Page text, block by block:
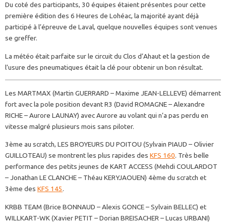
Du coté des participants, 30 équipes étaient présentes pour cette
première édition des 6 Heures de Lohéac, la majorité ayant déjà
participé à l’épreuve de Laval, quelque nouvelles équipes sont venues
se greffer.
La météo était parfaite sur le circuit du Clos d’Ahaut et la gestion de
l’usure des pneumatiques était la clé pour obtenir un bon résultat.
Les MARTMAX (Martin GUERRARD – Maxime JEAN-LELLEVE) démarrent
fort avec la pole position devant R3 (David ROMAGNE – Alexandre
RICHE – Aurore LAUNAY) avec Aurore au volant qui n’a pas perdu en
vitesse malgré plusieurs mois sans piloter.
3ème au scratch, LES BROYEURS DU POITOU (Sylvain PIAUD – Olivier
GUILLOTEAU) se montrent les plus rapides des KFS 160. Très belle
performance des petits jeunes de KART ACCESS (Mehdi COULARDOT
– Jonathan LE CLANCHE – Théau KERYJAOUEN) 4ème du scratch et
3ème des KFS 145.
KRBB TEAM (Brice BONNAUD – Alexis GONCE – Sylvain BELLEC) et
WILLKART-WK (Xavier PETIT – Dorian BREISACHER – Lucas URBANI)